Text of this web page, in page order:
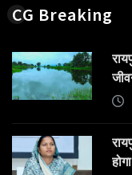
CG Breaking